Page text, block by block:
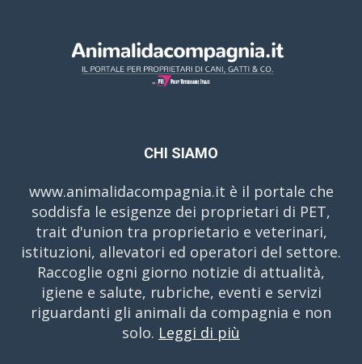
CHI SIAMO
www.animalidacompagnia.it è il portale che
soddisfa le esigenze dei proprietari di PET,
trait d'union tra proprietario e veterinari,
istituzioni, allevatori ed operatori del settore.
Raccoglie ogni giorno notizie di attualità,
igiene e salute, rubriche, eventi e servizi
riguardanti gli animali da compagnia e non
solo. Leggi di più